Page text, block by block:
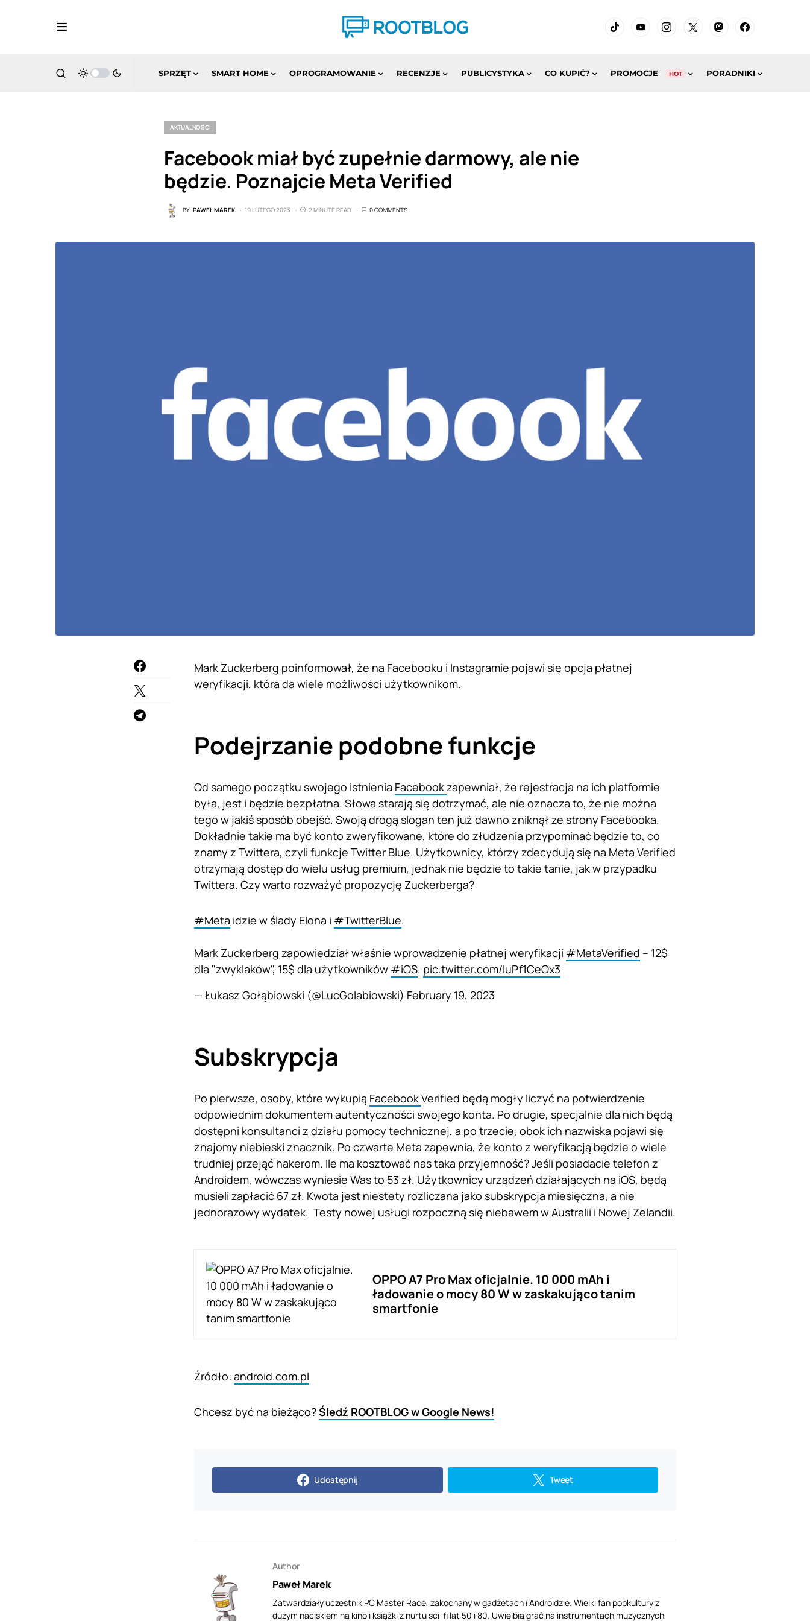
SPRZĘT SMART HOME OPROGRAMOWANIE RECENZJE PUBLICYSTYKA CO KUPIĆ? PROMOCJE HOT PORADNIKI
AKTUALNOŚCI
Facebook miał być zupełnie darmowy, ale nie
będzie. Poznajcie Meta Verified
BY PAWEŁ MAREK 19 LUTEGO 2023 2 MINUTE READ 0 COMMENTS
Mark Zuckerberg poinformował, że na Facebooku i Instagramie pojawi się opcja płatnej
weryfikacji, która da wiele możliwości użytkownikom.
Podejrzanie podobne funkcje
Od samego początku swojego istnienia Facebookzapewniał, że rejestracja na ich platformie
była, jest i będzie bezpłatna. Słowa starają się dotrzymać, ale nie oznacza to, że nie można
tego w jakiś sposób obejść. Swoją drogą slogan ten już dawno zniknął ze strony Facebooka.
Dokładnie takie ma być konto zweryfikowane, które do złudzenia przypominać będzie to, co
znamy z Twittera, czyli funkcje Twitter Blue. Użytkownicy, którzy zdecydują się na Meta Verified
otrzymają dostęp do wielu usług premium, jednak nie będzie to takie tanie, jak w przypadku
Twittera. Czy warto rozważyć propozycję Zuckerberga?
#Meta idzie w ślady Elona i #TwitterBlue.
Mark Zuckerberg zapowiedział właśnie wprowadzenie płatnej weryfikacji #MetaVerified – 12$
dla "zwyklaków", 15$ dla użytkowników #iOS. pic.twitter.com/luPf1CeOx3
— Łukasz Gołąbiowski (@LucGolabiowski) February 19, 2023
Subskrypcja
Po pierwsze, osoby, które wykupią FacebookVerified będą mogły liczyć na potwierdzenie
odpowiednim dokumentem autentyczności swojego konta. Po drugie, specjalnie dla nich będą
dostępni konsultanci z działu pomocy technicznej, a po trzecie, obok ich nazwiska pojawi się
znajomy niebieski znacznik. Po czwarte Meta zapewnia, że konto z weryfikacją będzie o wiele
trudniej przejąć hakerom. Ile ma kosztować nas taka przyjemność? Jeśli posiadacie telefon z
Androidem, wówczas wyniesie Was to 53 zł. Użytkownicy urządzeń działających na iOS, będą
musieli zapłacić 67 zł. Kwota jest niestety rozliczana jako subskrypcja miesięczna, a nie
jednorazowy wydatek. Testy nowej usługi rozpoczną się niebawem w Australii i Nowej Zelandii.
OPPO A7 Pro Max oficjalnie. 10 000 mAh i
ładowanie o mocy 80 W w zaskakująco tanim
smartfonie
Źródło: android.com.pl
Chcesz być na bieżąco?Śledź ROOTBLOG w Google News!
Udostępnij Tweet
Author
Paweł Marek
Zatwardziały uczestnik PC Master Race, zakochany w gadżetach i Androidzie. Wielki fan popkultury z
dużym naciskiem na kino i książki z nurtu sci-fi lat 50 i 80. Uwielbia grać na instrumentach muzycznych,